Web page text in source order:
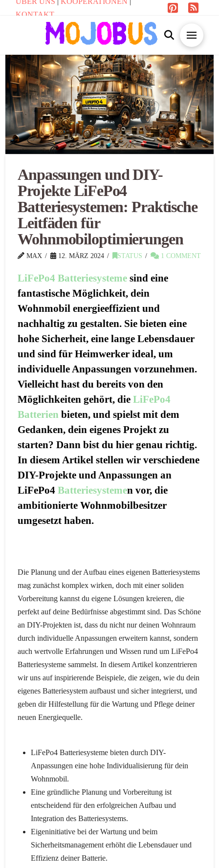
KONTAKT
Anpassungen und DIY-
Projekte LiFePo4
Batteriesystemen: Praktische
Leitfäden für
Wohnmobiloptimierungen
MAX 12. MÄRZ 2024 STATUS 1 COMMENT
LiFePo4 Batteriesysteme sind eine
fantastische Möglichkeit, dein
Wohnmobil energieeffizient und
nachhaltig zu gestalten. Sie bieten eine
hohe Sicherheit, eine lange Lebensdauer
und sind für Heimwerker ideal, um
individuelle Anpassungen vorzunehmen.
Vielleicht hast du bereits von den
Möglichkeiten gehört, dieLiFePo4
Batterien bieten, und spielst mit dem
Gedanken, dein eigenes Projekt zu
starten? Dann bist du hier genau richtig.
In diesem Artikel stellen wir verschiedene
DIY-Projekte und Anpassungen an
LiFePo4Batteriesystemen vor, die
ambitionierte Wohnmobilbesitzer
umgesetzt haben.
Die Planung und der Aufbau eines eigenen Batteriesystems
mag zunächst komplex wirken, doch mit einer soliden
Vorbereitung kannst du eigene Lösungen kreieren, die
perfekt auf deine Bedürfnisse abgestimmt sind. Das Schöne
an DIY-Projekten ist, dass du nicht nur deinen Wohnraum
durch individuelle Anpassungen erweitern kannst, sondern
auch wertvolle Erfahrungen und Wissen rund um LiFePo4
Batteriesysteme sammelst. In diesem Artikel konzentrieren
wir uns auf inspirierende Beispiele, die zeigen, wie du dein
eigenes Batteriesystem aufbaust und sicher integrierst, und
geben dir Hilfestellung für die Wartung und Pflege deiner
neuen Energiequelle.
LiFePo4 Batteriesysteme bieten durch DIY-
Anpassungen eine hohe Individualisierung für dein
Wohnmobil.
Eine gründliche Planung und Vorbereitung ist
entscheidend für den erfolgreichen Aufbau und
Integration des Batteriesystems.
Eigeninitiative bei der Wartung und beim
Sicherheitsmanagement erhöht die Lebensdauer und
Effizienz deiner Batterie.